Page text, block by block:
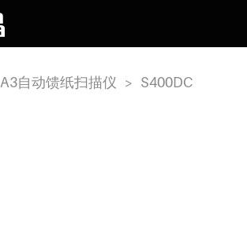
A3自动馈纸扫描仪 > S400DC